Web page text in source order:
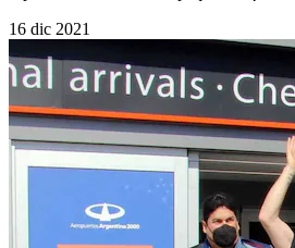
16 dic 2021